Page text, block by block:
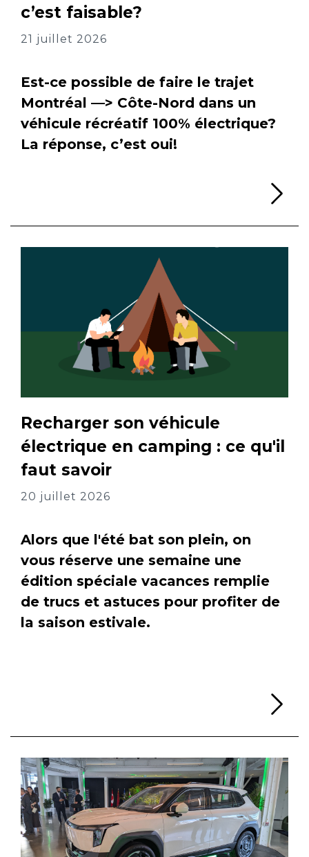
c’est faisable?
21 juillet 2026
Est-ce possible de faire le trajet
Montréal —> Côte-Nord dans un
véhicule récréatif 100% électrique?
La réponse, c’est oui!
Recharger son véhicule
électrique en camping : ce qu'il
faut savoir
20 juillet 2026
Alors que l'été bat son plein, on
vous réserve une semaine une
édition spéciale vacances remplie
de trucs et astuces pour profiter de
la saison estivale.